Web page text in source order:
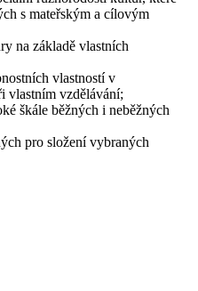
s mateřským a cílovým
na základě vlastních
vlastností v
vlastním vzdělávání;
škále běžných i neběžných
pro složení vybraných